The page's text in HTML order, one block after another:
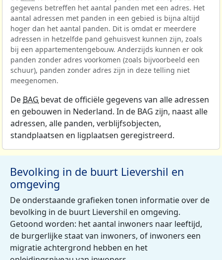
gegevens betreffen het aantal panden met een adres. Het
aantal adressen met panden in een gebied is bijna altijd
hoger dan het aantal panden. Dit is omdat er meerdere
adressen in hetzelfde pand gehuisvest kunnen zijn, zoals
bij een appartementengebouw. Anderzijds kunnen er ook
panden zonder adres voorkomen (zoals bijvoorbeeld een
schuur), panden zonder adres zijn in deze telling niet
meegenomen.
De BAG bevat de officiële gegevens van alle adressen
en gebouwen in Nederland. In de BAG zijn, naast alle
adressen, alle panden, verblijfsobjecten,
standplaatsen en ligplaatsen geregistreerd.
Bevolking in de buurt Lievershil en
omgeving
De onderstaande grafieken tonen informatie over de
bevolking in de buurt Lievershil en omgeving.
Getoond worden: het aantal inwoners naar leeftijd,
de burgerlijke staat van inwoners, of inwoners een
migratie achtergrond hebben en het